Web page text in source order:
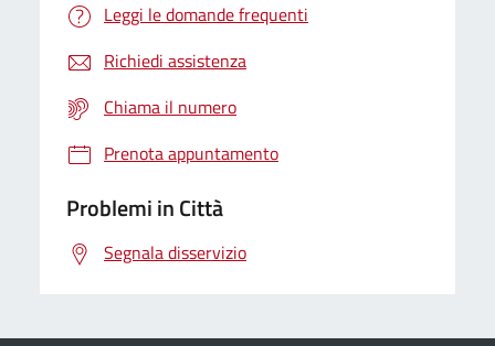
Leggi le domande frequenti
Richiedi assistenza
Chiama il numero
Prenota appuntamento
Problemi in Città
Segnala disservizio